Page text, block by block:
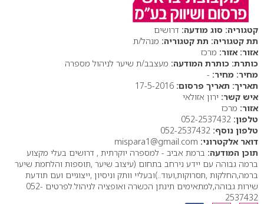
סוג מודעה: דרושים
תת קטגוריה: מנהל/ת
אזור: מרכז
כותרת המודעה: מעצבב/ת שיער לניהול מספרה
מחיר: -
תאריך פרסום:
איש קשר: ירון אזולאי
אזור: מרכז
טלפון:
טלפון נוסף:
דואר אלקטרוני:
תוכן המודעה: ברמת אביב - למספרה יוקרתית , דרושים בעלי מקצוע
ברמה גבוהה עם יידע נירחב בתחום (עיצוב שיער ,תוספות והלחמת שיער
ברמה,החלקות ,תסרוקות,ועוד..)ובעליי וותק וניסיון ,ייצוגיים ועם תודעת
שירות גבוהה,למתאימים תינתן הכשרה ואופציה לניהול.לפרטים 052-
2537432